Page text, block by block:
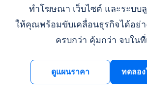
ทำโฆษณา เว็บไซต์ และระบบ
ให้คุณพร้อมขับเคลื่อนธุรกิจได้อย่
ครบกว่า คุ้มกว่า จบในที่
ดูแผนราคา ทดลอง